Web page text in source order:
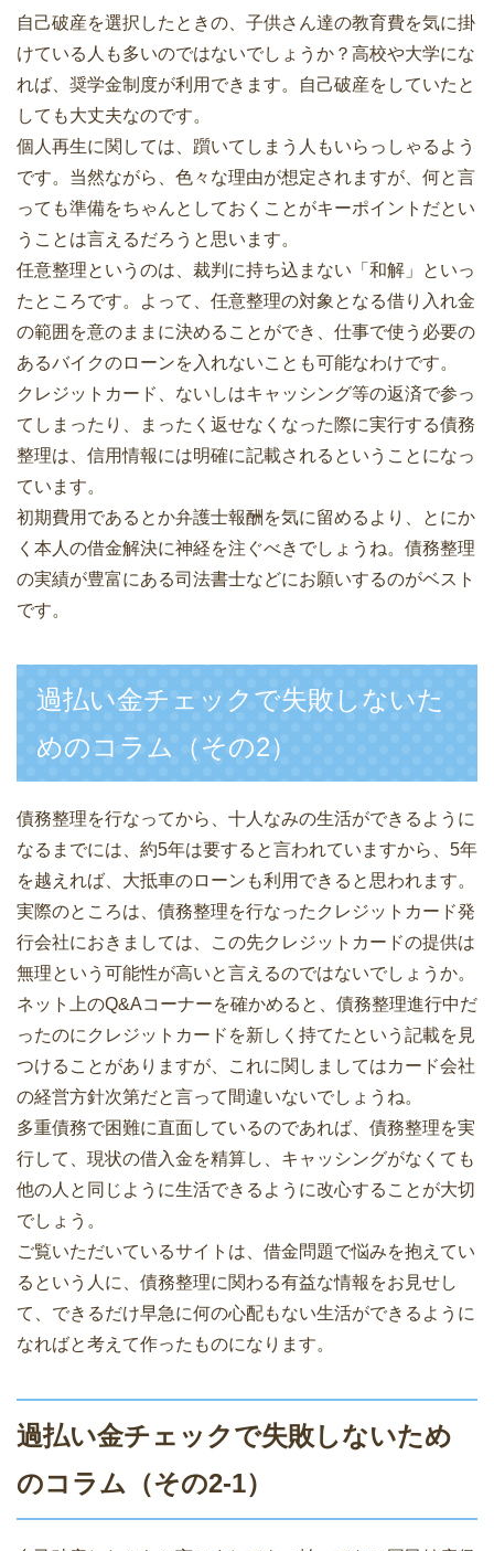
自己破産を選択したときの、子供さん達の教育費を気に掛
けている人も多いのではないでしょうか？高校や大学にな
れば、奨学金制度が利用できます。自己破産をしていたと
しても大丈夫なのです。
個人再生に関しては、躓いてしまう人もいらっしゃるよう
です。当然ながら、色々な理由が想定されますが、何と言
っても準備をちゃんとしておくことがキーポイントだとい
うことは言えるだろうと思います。
任意整理というのは、裁判に持ち込まない「和解」といっ
たところです。よって、任意整理の対象となる借り入れ金
の範囲を意のままに決めることができ、仕事で使う必要の
あるバイクのローンを入れないことも可能なわけです。
クレジットカード、ないしはキャッシング等の返済で参っ
てしまったり、まったく返せなくなった際に実行する債務
整理は、信用情報には明確に記載されるということになっ
ています。
初期費用であるとか弁護士報酬を気に留めるより、とにか
く本人の借金解決に神経を注ぐべきでしょうね。債務整理
の実績が豊富にある司法書士などにお願いするのがベスト
です。
過払い金チェックで失敗しないた
めのコラム（その2）
債務整理を行なってから、十人なみの生活ができるように
なるまでには、約5年は要すると言われていますから、5年
を越えれば、大抵車のローンも利用できると思われます。
実際のところは、債務整理を行なったクレジットカード発
行会社におきましては、この先クレジットカードの提供は
無理という可能性が高いと言えるのではないでしょうか。
ネット上のQ&Aコーナーを確かめると、債務整理進行中だ
ったのにクレジットカードを新しく持てたという記載を見
つけることがありますが、これに関しましてはカード会社
の経営方針次第だと言って間違いないでしょうね。
多重債務で困難に直面しているのであれば、債務整理を実
行して、現状の借入金を精算し、キャッシングがなくても
他の人と同じように生活できるように改心することが大切
でしょう。
ご覧いただいているサイトは、借金問題で悩みを抱えてい
るという人に、債務整理に関わる有益な情報をお見せし
て、できるだけ早急に何の心配もない生活ができるように
なればと考えて作ったものになります。
過払い金チェックで失敗しないため
のコラム（その2-1）